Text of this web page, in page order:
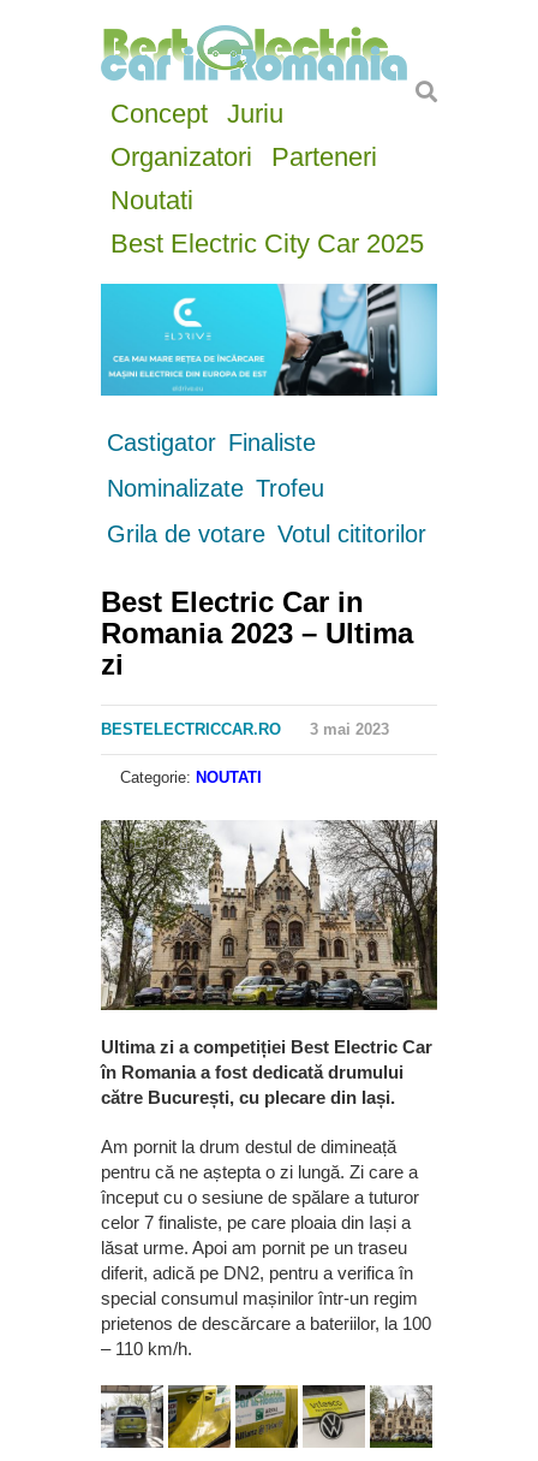
Concept
Juriu
Organizatori
Parteneri
Noutati
Best Electric City Car 2025
Castigator Finaliste
Nominalizate Trofeu
Grila de votare Votul cititorilor
Best Electric Car in
Romania 2023 – Ultima
zi
BESTELECTRICCAR.RO 3 mai 2023
Categorie: NOUTATI
Ultima zi a competiției Best Electric Car
în Romania a fost dedicată drumului
către București, cu plecare din Iași.
Am pornit la drum destul de dimineață
pentru că ne aștepta o zi lungă. Zi care a
început cu o sesiune de spălare a tuturor
celor 7 finaliste, pe care ploaia din Iași a
lăsat urme. Apoi am pornit pe un traseu
diferit, adică pe DN2, pentru a verifica în
special consumul mașinilor într-un regim
prietenos de descărcare a bateriilor, la 100
– 110 km/h.